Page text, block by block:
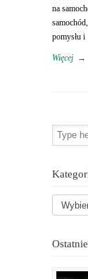
na
pomysłu i
Więcej →